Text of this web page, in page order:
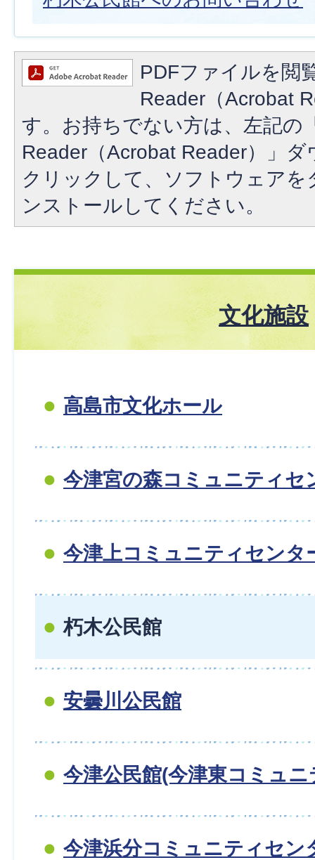
PDFファイルを閲
Reader（Acrobat
す。お持ちでない方は、左記の
Reader（Acrobat Reader）」
クリックして、ソフトウェア
ンストールしてください。
文化施設
高島市文化ホール
今津宮の森コミュニティセ
今津上コミュニティセンタ
朽木公民館
安曇川公民館
今津公民館(今津東コミュ
今津浜分コミュニティセン